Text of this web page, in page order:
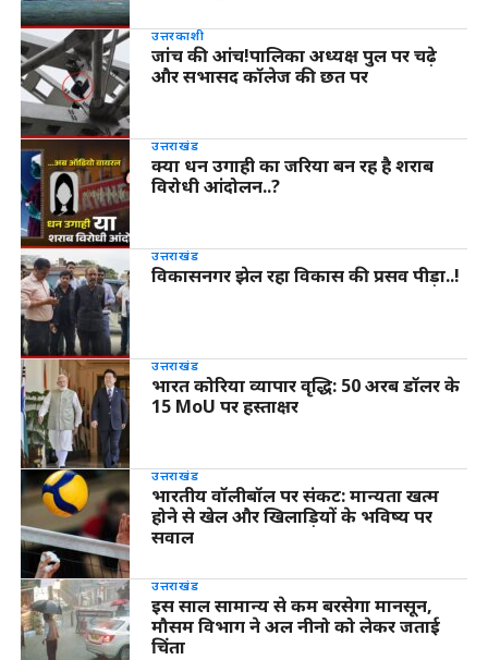
उत्तरकाशी
जांच की आंच!पालिका अध्यक्ष पुल पर चढ़े
और सभासद कॉलेज की छत पर
उत्तराखंड
क्या धन उगाही का जरिया बन रह है शराब
विरोधी आंदोलन..?
उत्तराखंड
विकासनगर झेल रहा विकास की प्रसव पीड़ा..!
उत्तराखंड
भारत कोरिया व्यापार वृद्धि: 50 अरब डॉलर के
15 MoU पर हस्ताक्षर
उत्तराखंड
भारतीय वॉलीबॉल पर संकट: मान्यता खत्म
होने से खेल और खिलाड़ियों के भविष्य पर
सवाल
उत्तराखंड
इस साल सामान्य से कम बरसेगा मानसून,
मौसम विभाग ने अल नीनो को लेकर जताई
चिंता